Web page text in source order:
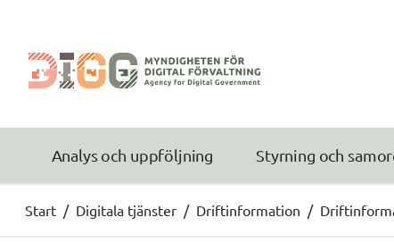
Analys och uppföljning Styrning och
Start / Digitala tjänster / Driftinformation /